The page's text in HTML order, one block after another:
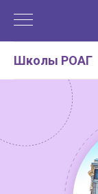
Школы РОАГ